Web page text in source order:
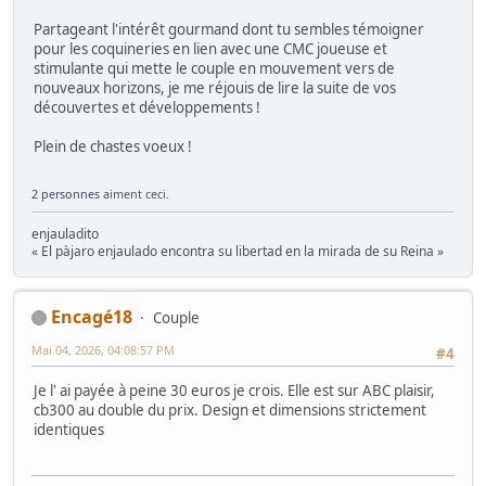
Partageant l'intérêt gourmand dont tu sembles témoigner
pour les coquineries en lien avec une CMC joueuse et
stimulante qui mette le couple en mouvement vers de
nouveaux horizons, je me réjouis de lire la suite de vos
découvertes et développements !
Plein de chastes voeux !
2 personnes aiment ceci.
enjauladito
« El pàjaro enjaulado encontra su libertad en la mirada de su Reina »
Encagé18
Couple
#4
Mai 04, 2026, 04:08:57 PM
Je l' ai payée à peine 30 euros je crois. Elle est sur ABC plaisir,
cb300 au double du prix. Design et dimensions strictement
identiques